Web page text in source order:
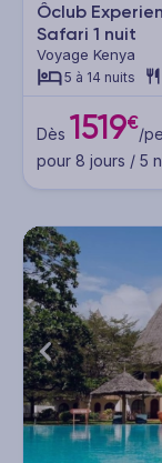
Ôclub
Safari 1 nuit
Voyage Kenya
5 à 14 nuits
Dès 1519€/
pour 8 jours / 5